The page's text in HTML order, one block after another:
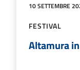
10 SETTEMBRE
FESTIVAL
Altamura